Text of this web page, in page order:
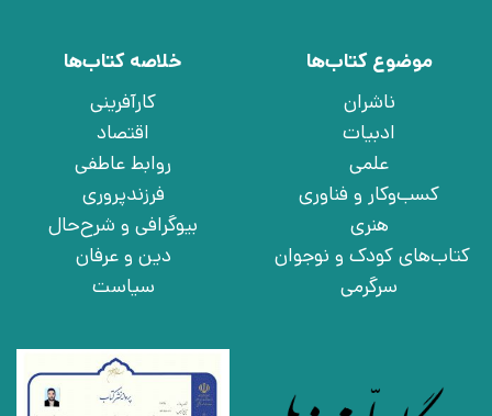
موضوع کتاب‌ها
ناشران
ادبیات
علمی
کسب‌وکار و فناوری
هنری
کتاب‌های کودک و نوجوان
سرگرمی
خلاصه کتاب‌ها
کارآفرینی
اقتصاد
روابط عاطفی
فرزندپروری
بیوگرافی و شرح‌حال
دین و عرفان
سیاست